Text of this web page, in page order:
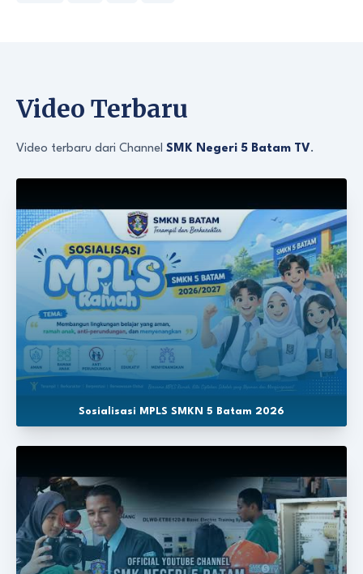
Video Terbaru
Video terbaru dari Channel SMK Negeri 5 Batam TV.
Sosialisasi MPLS SMKN 5 Batam 2026